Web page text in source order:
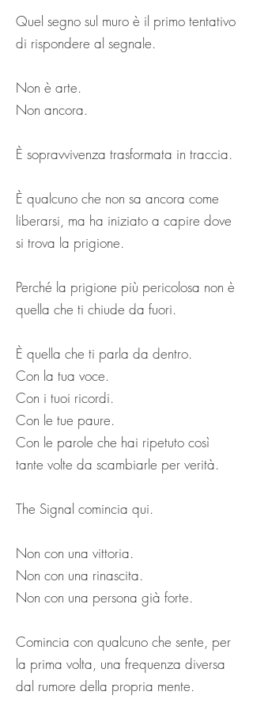
Quel segno sul muro è il primo tentativo
di rispondere al segnale.
Non è arte.
Non ancora.
È sopravvivenza trasformata in traccia.
È qualcuno che non sa ancora come
liberarsi, ma ha iniziato a capire dove
si trova la prigione.
Perché la prigione più pericolosa non è
quella che ti chiude da fuori.
È quella che ti parla da dentro.
Con la tua voce.
Con i tuoi ricordi.
Con le tue paure.
Con le parole che hai ripetuto così
tante volte da scambiarle per verità.
The Signal comincia qui.
Non con una vittoria.
Non con una rinascita.
Non con una persona già forte.
Comincia con qualcuno che sente, per
la prima volta, una frequenza diversa
dal rumore della propria mente.